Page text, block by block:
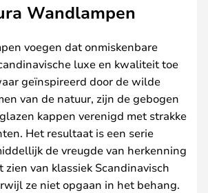
Wandlampen
voegen dat onmiskenbare
luxe en kwaliteit toe
geïnspireerd door de wilde
van de natuur, zijn de gebogen
kappen verenigd met strakke
Het resultaat is een serie
de vreugde van herkenning
zien van klassiek Scandinavisch
ze niet opgaan in het behang.